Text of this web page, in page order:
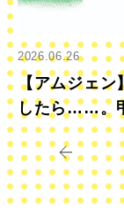
2026.06.26
【アムジェン
したら……。
すか？